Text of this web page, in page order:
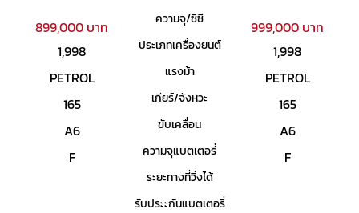
899,000 บาท
1,998
PETROL
165
A6
F
999,000 บาท
1,998
PETROL
165
A6
F
ความจุ/ซีซี
ประเภทเครื่องยนต์
แรงม้า
เกียร์/จังหวะ
ขับเคลื่อน
ความจุแบตเตอรี่
ระยะทางที่วิ่งได้
รับประะกันแบตเตอรี่